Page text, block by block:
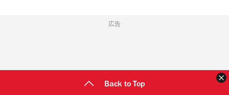
広告
Back to Top